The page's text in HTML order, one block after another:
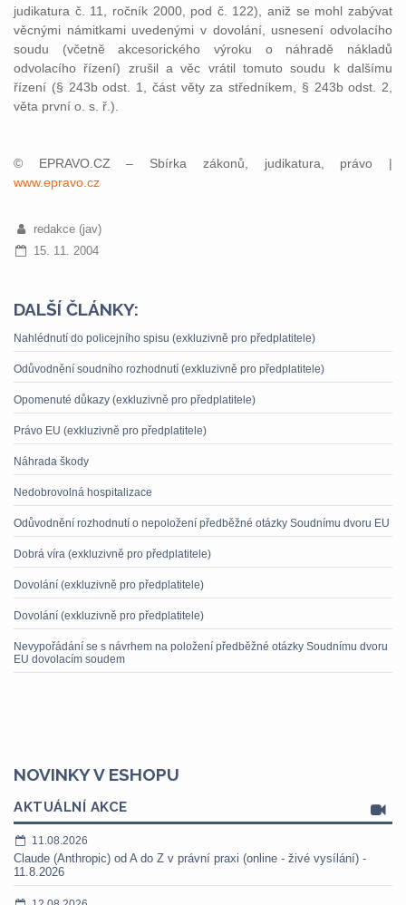
judikatura č. 11, ročník 2000, pod č. 122), aniž se mohl zabývat
věcnými námitkami uvedenými v dovolání, usnesení odvolacího
soudu (včetně akcesorického výroku o náhradě nákladů
odvolacího řízení) zrušil a věc vrátil tomuto soudu k dalšímu
řízení (§ 243b odst. 1, část věty za středníkem, § 243b odst. 2,
věta první o. s. ř.).
© EPRAVO.CZ – Sbírka zákonů, judikatura, právo |
www.epravo.cz
redakce (jav)
15. 11. 2004
DALŠÍ ČLÁNKY:
Nahlédnutí do policejního spisu (exkluzivně pro předplatitele)
Odůvodnění soudního rozhodnutí (exkluzivně pro předplatitele)
Opomenuté důkazy (exkluzivně pro předplatitele)
Právo EU (exkluzivně pro předplatitele)
Náhrada škody
Nedobrovolná hospitalizace
Odůvodnění rozhodnutí o nepoložení předběžné otázky Soudnímu dvoru EU
Dobrá víra (exkluzivně pro předplatitele)
Dovolání (exkluzivně pro předplatitele)
Dovolání (exkluzivně pro předplatitele)
Nevypořádání se s návrhem na položení předběžné otázky Soudnímu dvoru
EU dovolacím soudem
NOVINKY V ESHOPU
AKTUÁLNÍ AKCE
11.08.2026
Claude (Anthropic) od A do Z v právní praxi (online - živé vysílání) -
11.8.2026